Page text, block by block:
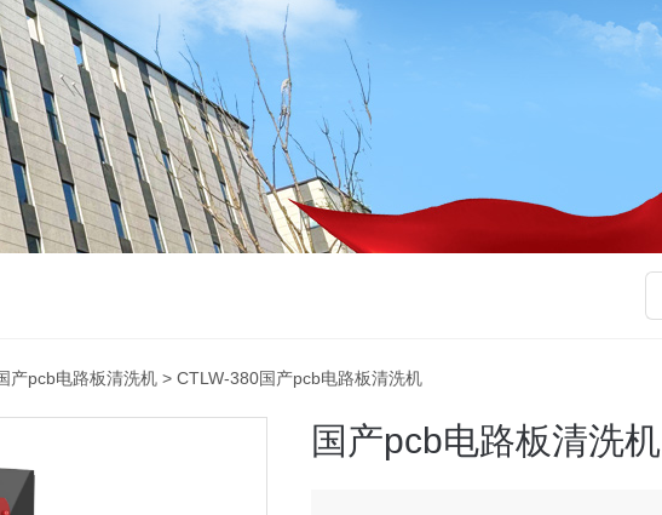
产pcb电路板清洗机 > CTLW-380国产pcb电路板清洗机
国产pcb电路板清洗机